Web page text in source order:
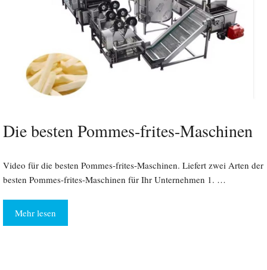
Die besten Pommes-frites-Maschinen
Video für die besten Pommes-frites-Maschinen. Liefert zwei Arten der
besten Pommes-frites-Maschinen für Ihr Unternehmen 1. …
Mehr lesen